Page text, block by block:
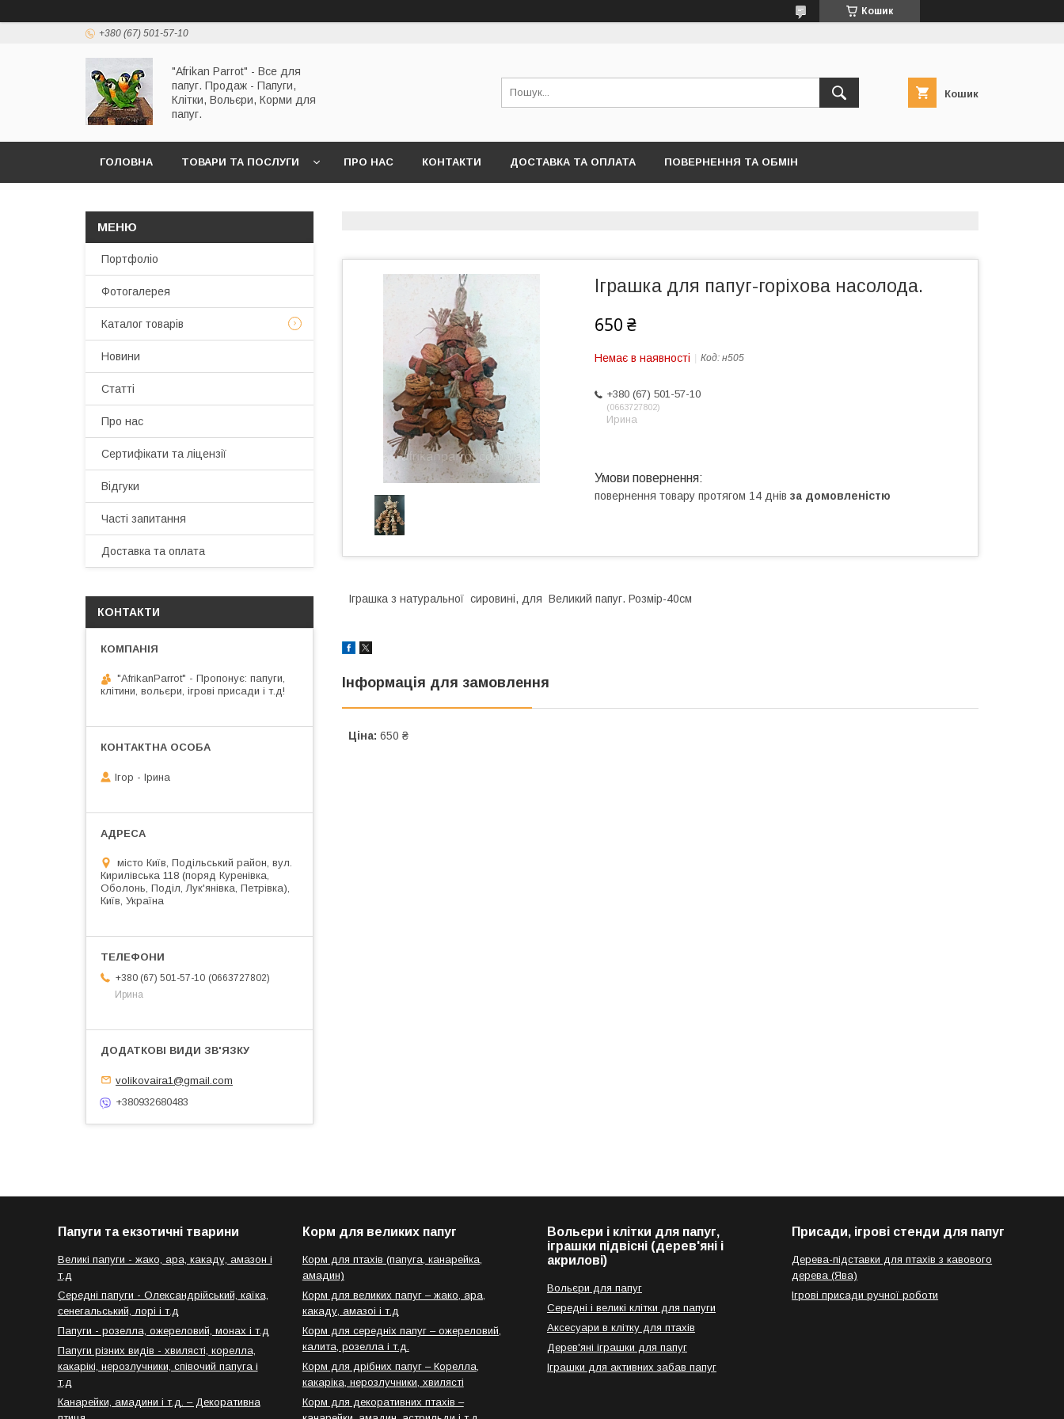
Кошик
+380 (67) 501-57-10
"Afrikan Parrot" - Все для
папуг. Продаж - Папуги,
Клітки, Вольєри, Корми для
папуг.
Кошик
ГОЛОВНА ТОВАРИ ТА ПОСЛУГИ ПРО НАС КОНТАКТИ ДОСТАВКА ТА ОПЛАТА ПОВЕРНЕННЯ ТА ОБМІН
Іграшка для папуг-горіхова насолода.
650 ₴
Немає в наявності Код: н505
+380 (67) 501-57-10
0663727802
Ирина
повернення товару протягом 14 днів за домовленістю
Іграшка з натуральної сировині, для Великий папуг. Розмір-40см
Інформація для замовлення
Ціна: 650 ₴
Портфоліо
Фотогалерея
Каталог товарів
Новини
Статті
Про нас
Сертифікати та ліцензії
Відгуки
Часті запитання
Доставка та оплата
КОНТАКТИ
"AfrikanParrot" - Пропонує: папуги,
клітини, вольєри, ігрові присади і т.д!
Ігор - Ірина
місто Київ, Подільський район, вул.
Кирилівська 118 (поряд Куренівка,
Оболонь, Поділ, Лук'янівка, Петрівка),
Київ, Україна
+380 (67) 501-57-10
0663727802
Ирина
volikovaira1@gmail.com
+380932680483
Папуги та екзотичні тварини
Великі папуги - жако, ара, какаду, амазон і
т.д
Середні папуги - Олександрійський, каїка,
сенегальський, лорі і т.д
Папуги - розелла, ожереловий, монах і т.д
Папуги різних видів - хвилясті, корелла,
какарікі, нерозлучники, співочий папуга і
т.д
Канарейки, амадини і т.д. – Декоративна
Корм для великих папуг
Корм для птахів (папуга, канарейка,
амадин)
Корм для великих папуг – жако, ара,
какаду, амазоі і т.д
Корм для середніх папуг – ожереловий,
калита, розелла і т.д.
Корм для дрібних папуг – Корелла,
какаріка, нерозлучники, хвилясті
Корм для декоративних птахів –
Вольєри і клітки для папуг,
іграшки підвісні (дерев'яні і
акрилові)
Вольєри для папуг
Середні і великі клітки для папуги
Аксесуари в клітку для птахів
Дерев'яні іграшки для папуг
Іграшки для активних забав папуг
Присади, ігрові стенди для папуг
Дерева-підставки для птахів з кавового
дерева (Ява)
Ігрові присади ручної роботи